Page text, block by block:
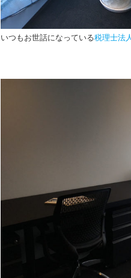
いつもお世話になっている税理士法